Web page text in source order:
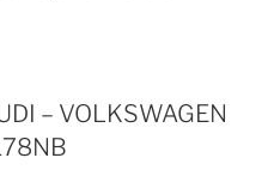
– VOLKSWAGEN